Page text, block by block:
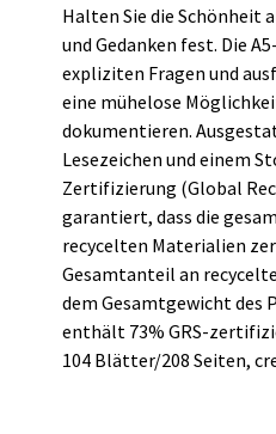
Halten Sie die Schönheit
und Gedanken fest. Die
expliziten Fragen und
eine mühelose
dokumentieren.
Lesezeichen und einem
Zertifizierung (Global
garantiert, dass die
recycelten Materialien
Gesamtanteil an
dem Gesamtgewicht des
enthält 73% GRS-
104 Blätter/208 Seiten,